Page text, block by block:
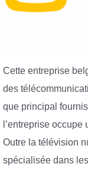
Cette entreprise
des
que principal
l’entreprise
Outre la télévision
spécialisée dans